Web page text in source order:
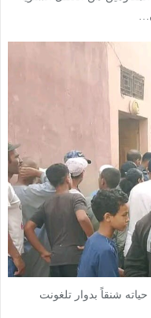
شنقاً بدوار تلغونت